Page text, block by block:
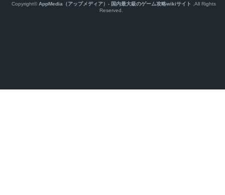
Copyright©AppMedia（アップメディア）- 国内最大級のゲーム攻略wikiサイト
,All Rights
Reserved.